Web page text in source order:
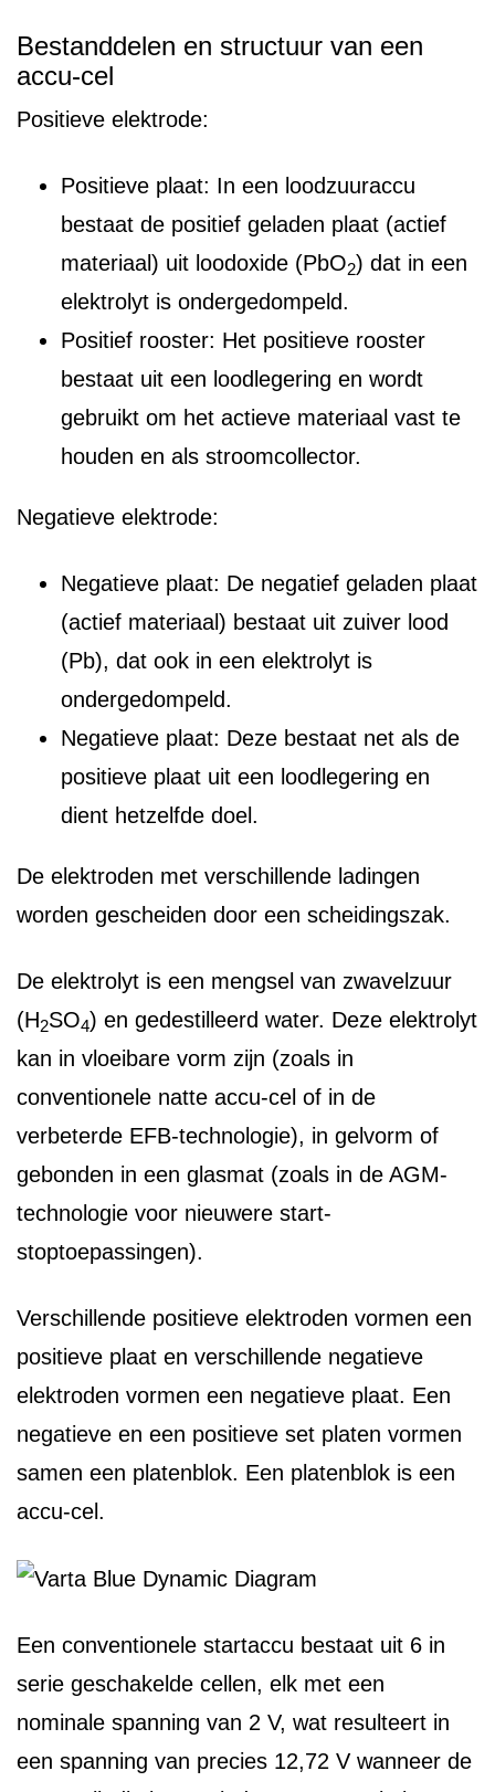
Bestanddelen en structuur van een
accu-cel
Positieve elektrode:
Positieve plaat: In een loodzuuraccu
bestaat de positief geladen plaat (actief
materiaal) uit loodoxide (PbO2) dat in een
elektrolyt is ondergedompeld.
Positief rooster: Het positieve rooster
bestaat uit een loodlegering en wordt
gebruikt om het actieve materiaal vast te
houden en als stroomcollector.
Negatieve elektrode:
Negatieve plaat: De negatief geladen plaat
(actief materiaal) bestaat uit zuiver lood
(Pb), dat ook in een elektrolyt is
ondergedompeld.
Negatieve plaat: Deze bestaat net als de
positieve plaat uit een loodlegering en
dient hetzelfde doel.
De elektroden met verschillende ladingen
worden gescheiden door een scheidingszak.
De elektrolyt is een mengsel van zwavelzuur
(H2SO4) en gedestilleerd water. Deze elektrolyt
kan in vloeibare vorm zijn (zoals in
conventionele natte accu-cel of in de
verbeterde EFB-technologie), in gelvorm of
gebonden in een glasmat (zoals in de AGM-
technologie voor nieuwere start-
stoptoepassingen).
Verschillende positieve elektroden vormen een
positieve plaat en verschillende negatieve
elektroden vormen een negatieve plaat. Een
negatieve en een positieve set platen vormen
samen een platenblok. Een platenblok is een
accu-cel.
Een conventionele startaccu bestaat uit 6 in
serie geschakelde cellen, elk met een
nominale spanning van 2 V, wat resulteert in
een spanning van precies 12,72 V wanneer de